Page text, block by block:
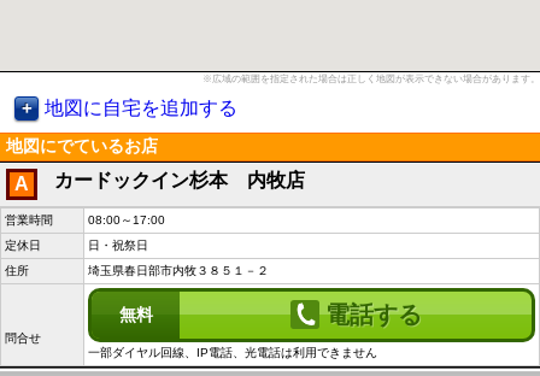
※広域の範囲を指定された場合は正しく地図が表示できない場合があります。
地図に自宅を追加する
地図にでているお店
A カードックイン杉本 内牧店
営業時間
08:00～17:00
定休日
日・祝祭日
住所
埼玉県春日部市内牧３８５１－２
問合せ
無料 電話する
一部ダイヤル回線、IP電話、光電話は利用できません